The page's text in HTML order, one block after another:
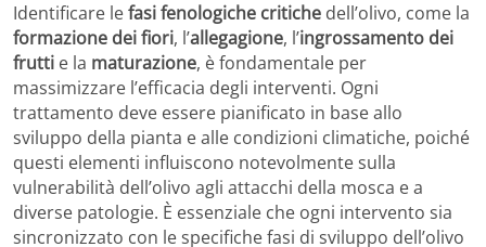
Identificare lefasi fenologiche critiche dell’olivo, come la
formazione dei fiori, l’allegagione, l’ingrossamento dei
frutti e la maturazione, è fondamentale per
massimizzare l’efficacia degli interventi. Ogni
trattamento deve essere pianificato in base allo
sviluppo della pianta e alle condizioni climatiche, poiché
questi elementi influiscono notevolmente sulla
vulnerabilità dell’olivo agli attacchi della mosca e a
diverse patologie. È essenziale che ogni intervento sia
sincronizzato con le specifiche fasi di sviluppo dell’olivo